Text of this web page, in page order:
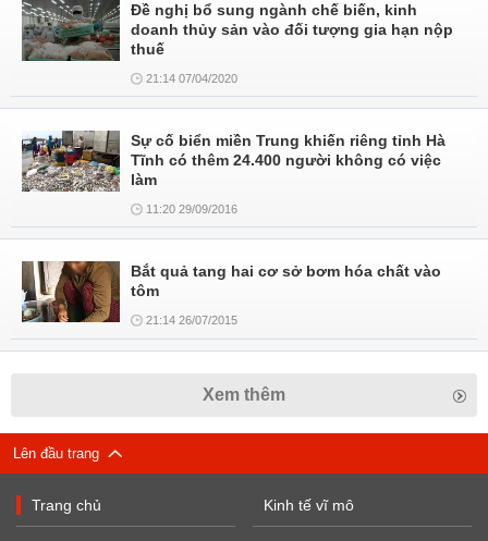
Đề nghị bổ sung ngành chế biến, kinh
doanh thủy sản vào đối tượng gia hạn nộp
thuế
21:14 07/04/2020
Sự cố biển miền Trung khiến riêng tỉnh Hà
Tĩnh có thêm 24.400 người không có việc
làm
11:20 29/09/2016
Bắt quả tang hai cơ sở bơm hóa chất vào
tôm
21:14 26/07/2015
Xem thêm
Lên đầu trang
Trang chủ Kinh tế vĩ mô